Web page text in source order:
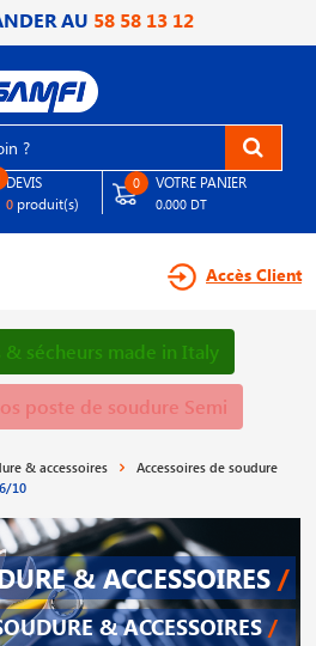
AU 58 58 13 12
DEVIS
0 produit(s)
0 VOTRE PANIER
0.000 DT
Accès Client
& sécheurs made in Italy
poste de soudure Semi
& accessoires
Accessoires de soudure
10
& ACCESSOIRES /
& ACCESSOIRES /